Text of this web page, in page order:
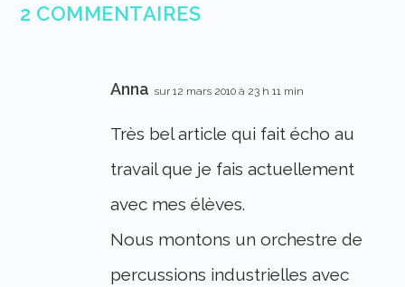
2 COMMENTAIRES
Anna sur 12 mars 2010 à 23 h 11 min
Très bel article qui fait écho au
travail que je fais actuellement
avec mes élèves.
Nous montons un orchestre de
percussions industrielles avec